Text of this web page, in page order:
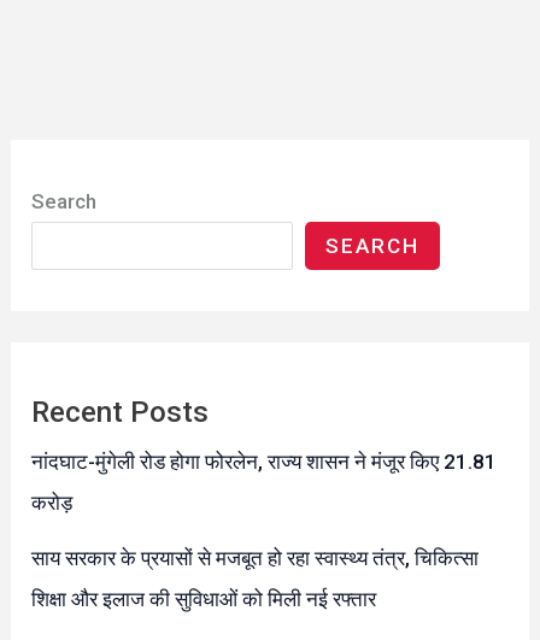
Search
SEARCH
Recent Posts
नांदघाट-मुंगेली रोड होगा फोरलेन, राज्य शासन ने मंजूर किए 21.81
करोड़
साय सरकार के प्रयासों से मजबूत हो रहा स्वास्थ्य तंत्र, चिकित्सा
शिक्षा और इलाज की सुविधाओं को मिली नई रफ्तार